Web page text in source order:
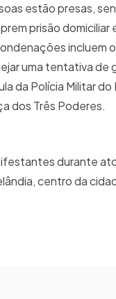
estão presas,
prisão domiciliar
incluem
uma tentativa de
da Polícia Militar
dos Três Poderes.
durante
centro da